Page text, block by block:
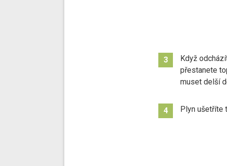
3
Když
přestanete
muset delší
4 Plyn ušetříte